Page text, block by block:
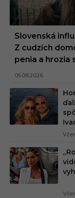
Slovenská
Z cudzích
penia a hrozia
05.08.2026